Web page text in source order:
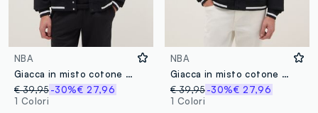
NBA
Giacca in misto cotone nera regular fit con logo Lakers
€ 39,95-30%€ 27,96
1 Colori
NBA
Giacca in misto cotone nera regular fit con logo Boston Celtics
€ 39,95 -30%€ 27,96
1 Colori